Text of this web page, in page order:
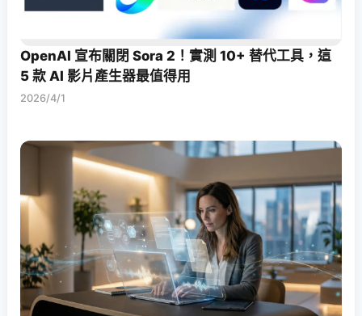
OpenAI 宣布關閉 Sora 2！實測 10+ 替代工具，這
5 款 AI 影片產生器最值得用
2026/4/1